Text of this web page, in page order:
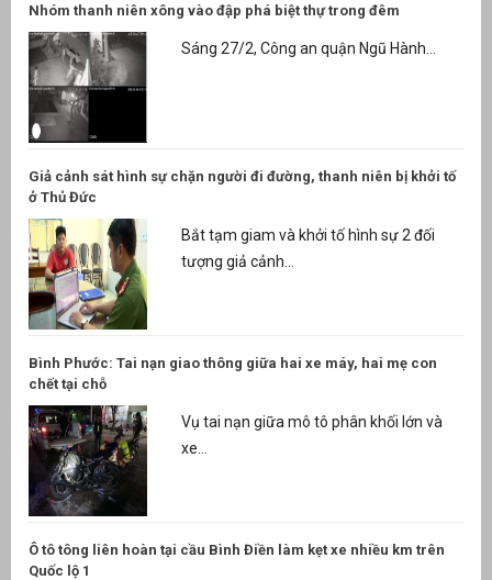
Nhóm thanh niên xông vào đập phá biệt thự trong đêm
Sáng 27/2, Công an quận Ngũ Hành...
Giả cảnh sát hình sự chặn người đi đường, thanh niên bị khởi tố
ở Thủ Đức
Bắt tạm giam và khởi tố hình sự 2 đối
tượng giả cảnh...
Bình Phước: Tai nạn giao thông giữa hai xe máy, hai mẹ con
chết tại chỗ
Vụ tai nạn giữa mô tô phân khối lớn và
xe...
Ô tô tông liên hoàn tại cầu Bình Điền làm kẹt xe nhiều km trên
Quốc lộ 1